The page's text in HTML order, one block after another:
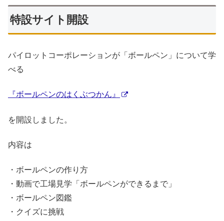
特設サイト開設
パイロットコーポレーションが「ボールペン」について学
べる
『ボールペンのはくぶつかん』
を開設しました。
内容は
・ボールペンの作り方
・動画で工場見学「ボールペンができるまで」
・ボールペン図鑑
・クイズに挑戦